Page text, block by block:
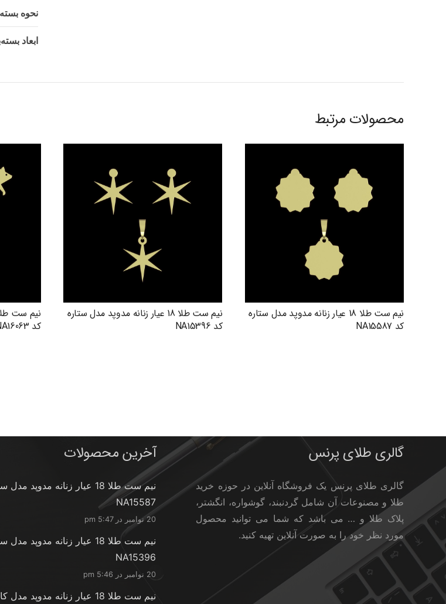
نحوه
ابعاد
محصولات مرتبط
نیم ست طلا 18 عیار زنانه مدوپد مدل ستاره
کد NA15587
نیم ست طلا 18 عیار زنانه مدوپد مدل ستاره
کد NA15396
کد NA16063
گالری طلای پرنس
گالری طلای پرنس یک فروشگاه آنلاین در حوزه خرید
طلا و مصنوعات آن شامل گردنبند، گوشواره، انگشتر،
پلاک طلا و … می باشد که شما می توانید محصول
مورد نظر خود را به صورت آنلاین تهیه کنید.
آخرین محصولات
نیم ست طلا 18 عیار زنانه مدوپد
NA15587
20 نوامبر در 5:47 pm
نیم ست طلا 18 عیار زنانه مدوپد
NA15396
20 نوامبر در 5:46 pm
نیم ست طلا 18 عیار زنانه مدوپد